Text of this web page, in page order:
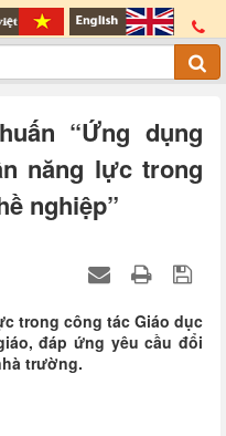
“Ứng dụng
năng lực trong
nghiệp”
trong công tác Giáo dục
đáp ứng yêu cầu đổi
trường.